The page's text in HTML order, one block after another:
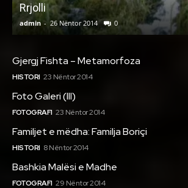
Rrjolli
admin - 26 Nëntor 2014 0
Gjergj Fishta – Metamorfoza
HISTORI 23 Nëntor 2014
Foto Galeri (III)
FOTOGRAFI 23 Nëntor 2014
Familjet e mëdha: Familja Boriçi
HISTORI 8 Nëntor 2014
Bashkia Malësi e Madhe
FOTOGRAFI 29 Nëntor 2014